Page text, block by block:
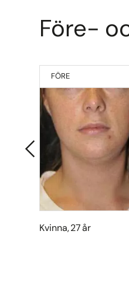
Före-
FÖRE
Kvinna, 27 år